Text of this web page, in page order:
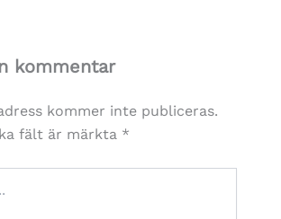
kommentar
kommer inte publiceras.
fält är märkta *